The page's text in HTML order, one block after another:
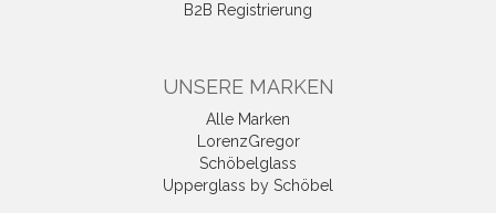
B2B Registrierung
UNSERE MARKEN
Alle Marken
LorenzGregor
Schöbelglass
Upperglass by Schöbel